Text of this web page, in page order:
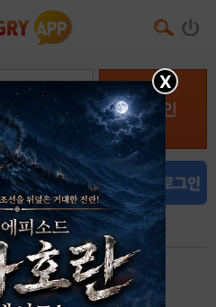
로그인
찾기 회원가입
X